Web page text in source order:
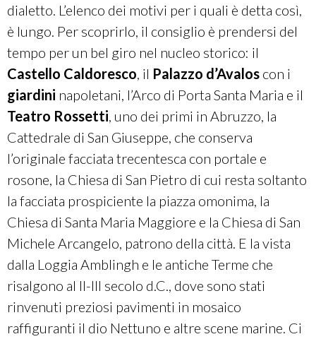
dialetto. L’elenco dei motivi per i quali è detta così,
è lungo. Per scoprirlo, il consiglio è prendersi del
tempo per un bel giro nel nucleo storico: il
Castello Caldoresco , il Palazzo d’Avalos con i
giardini napoletani , l’Arco di Porta Santa Maria e il
Teatro Rossetti , uno dei primi in Abruzzo, la
Cattedrale di San Giuseppe, che conserva
l’originale facciata trecentesca con portale e
rosone, la Chiesa di San Pietro di cui resta soltanto
la facciata prospiciente la piazza omonima, la
Chiesa di Santa Maria Maggiore e la Chiesa di San
Michele Arcangelo, patrono della città. E la vista
dalla Loggia Amblingh e le antiche Terme che
risalgono al II-III secolo d.C., dove sono stati
rinvenuti preziosi pavimenti in mosaico
raffiguranti il dio Nettuno e altre scene marine. Ci